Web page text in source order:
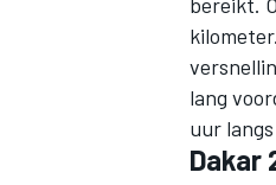
lang
uur
Dakar